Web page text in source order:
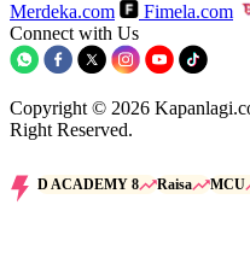
Merdeka.com
Fimela.com
Connect with Us
Copyright © 2026
Right Reserved.
D ACADEMY 8 Raisa MCU